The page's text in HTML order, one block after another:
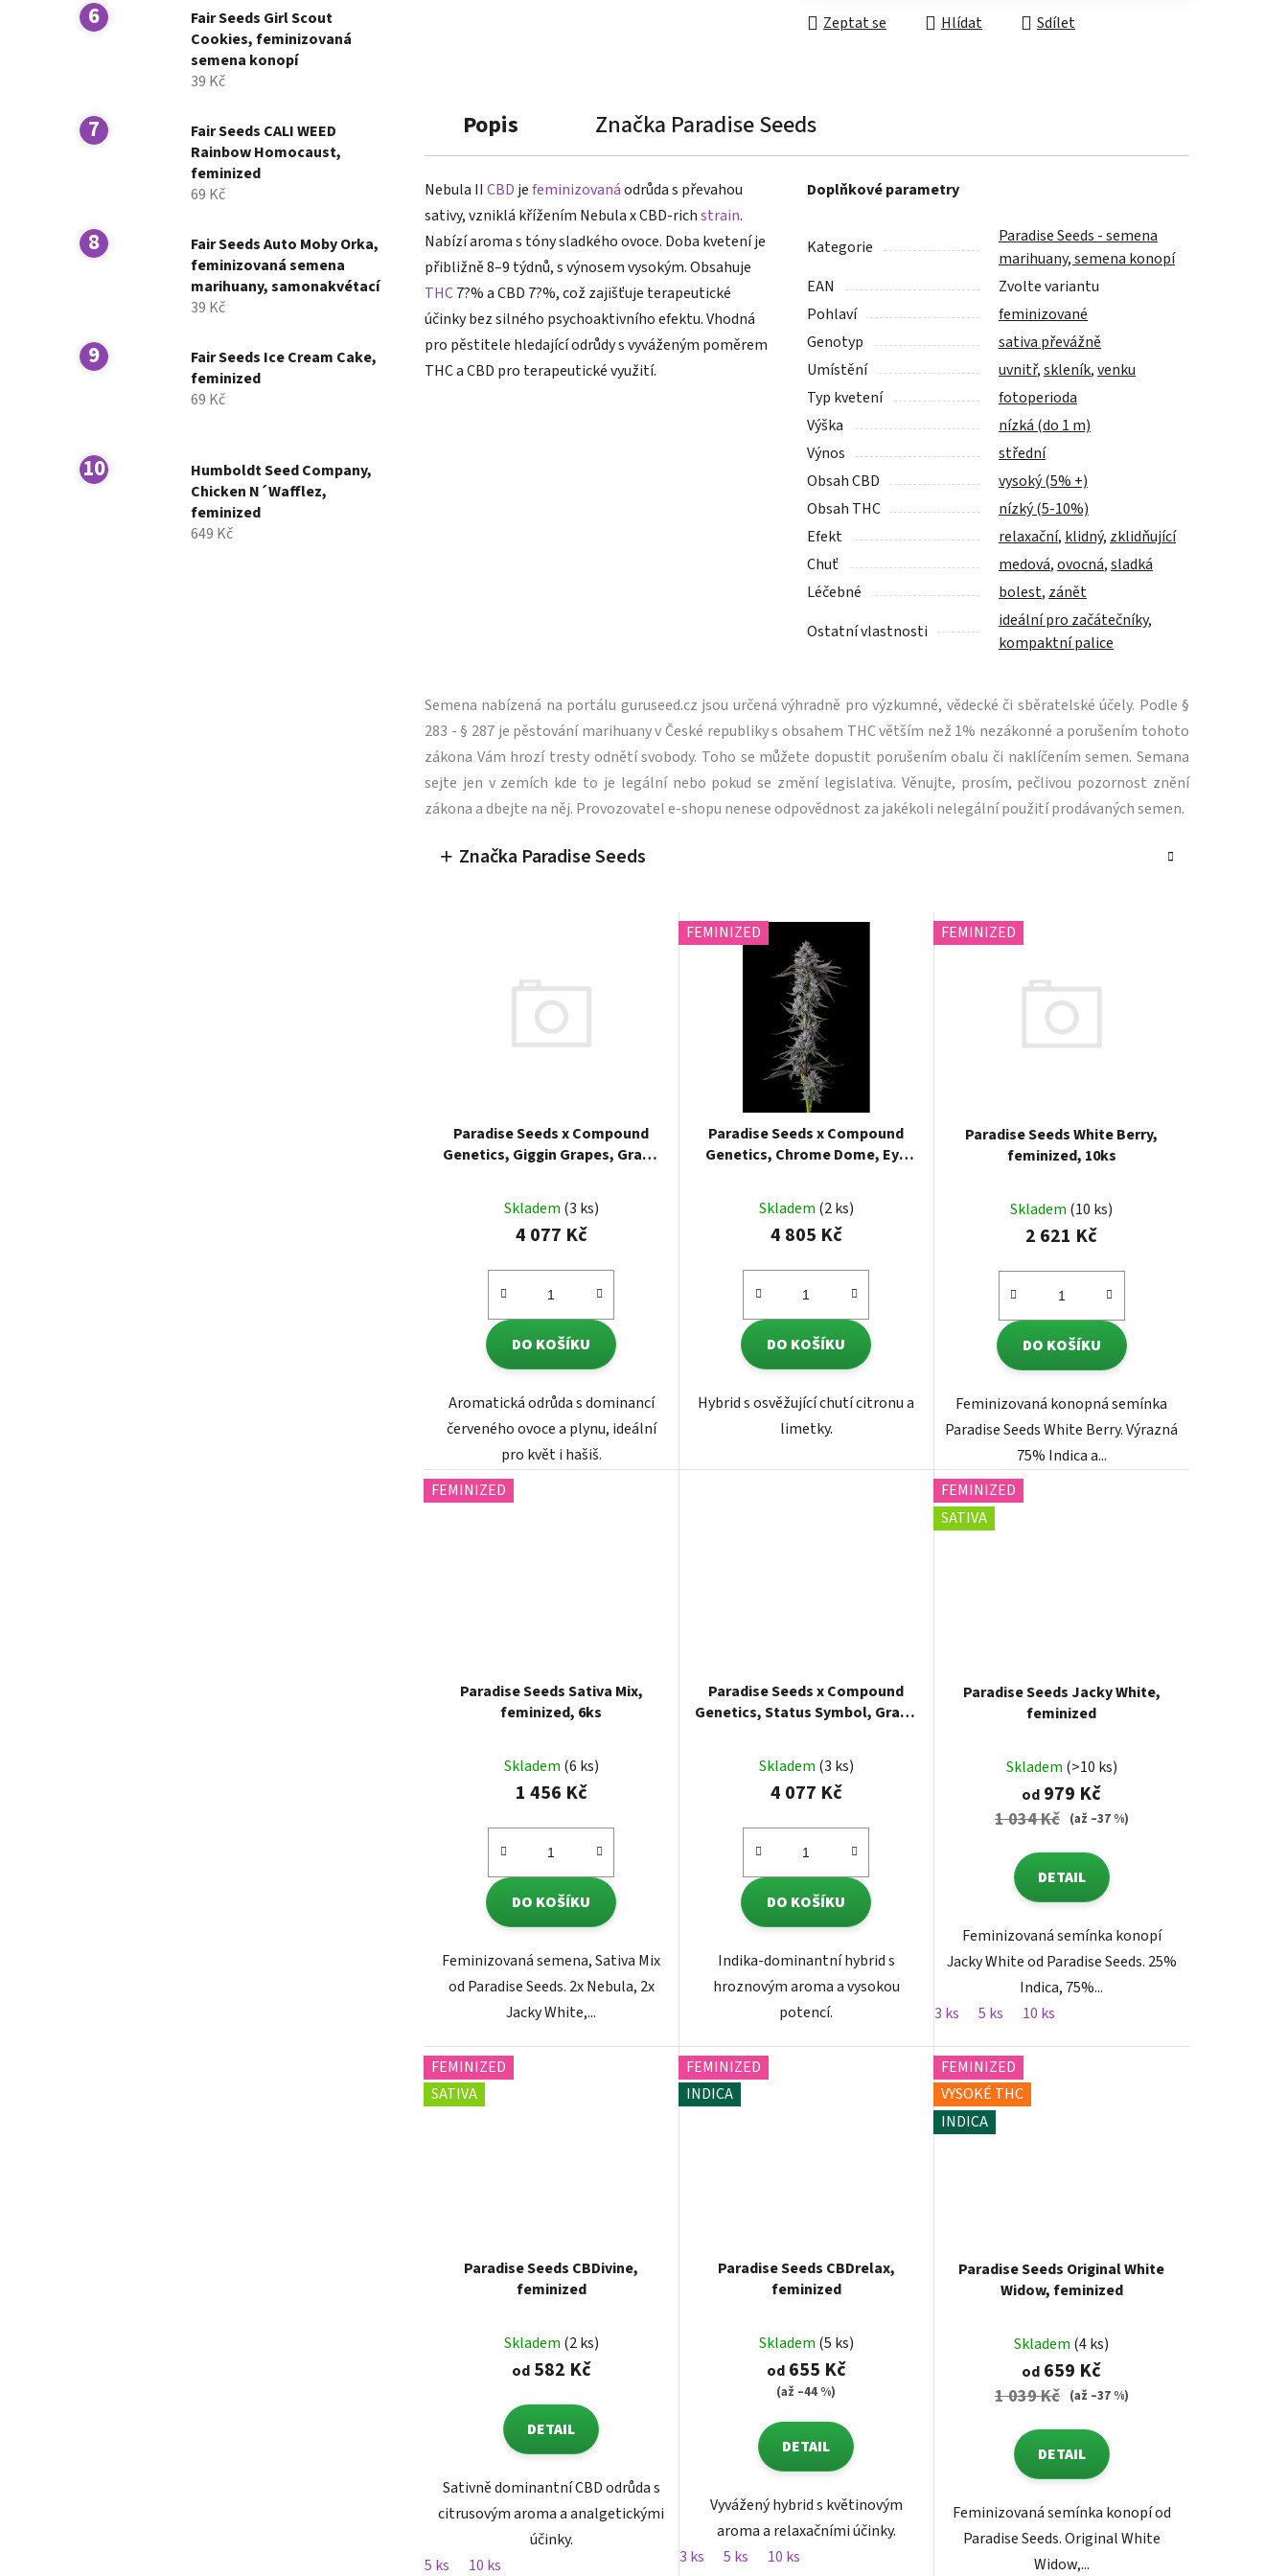
Fair Seeds Girl Scout
Cookies, feminizovaná
semena konopí
39 Kč
Fair Seeds CALI WEED
Rainbow Homocaust,
feminized
69 Kč
Fair Seeds Auto Moby Orka,
feminizovaná semena
marihuany, samonakvétací
39 Kč
Fair Seeds Ice Cream Cake,
feminized
69 Kč
Humboldt Seed Company,
Chicken N´Wafflez,
feminized
649 Kč
Zeptat se Hlídat Sdílet
Popis Značka Paradise Seeds
Nebula II CBD jefeminizovanáodrůda s převahou
sativy, vzniklá křížením Nebula x CBD-richstrain.
Nabízí aroma s tóny sladkého ovoce. Doba kvetení je
přibližně 8–9 týdnů, s výnosem vysokým. Obsahuje
THC7?% a CBD 7?%, což zajišťuje terapeutické
účinky bez silného psychoaktivního efektu. Vhodná
pro pěstitele hledající odrůdy s vyváženým poměrem
THC a CBD pro terapeutické využití.
Doplňkové parametry
Kategorie
Paradise Seeds - semena
marihuany, semena konopí
EAN
Zvolte variantu
Pohlaví
feminizované
Genotyp
sativa převážně
Umístění
uvnitř,skleník,venku
Typ kvetení
fotoperioda
Výška
nízká (do 1 m)
Výnos
střední
Obsah CBD
vysoký (5% +)
Obsah THC
nízký (5-10%)
Efekt
relaxační, klidný, zklidňující
Chuť
medová,ovocná,sladká
Léčebné
bolest, zánět
Ostatní vlastnosti
ideální pro začátečníky,
kompaktní palice
Semena nabízená na portálu guruseed.cz jsou určená výhradně pro výzkumné, vědecké či sběratelské účely. Podle §
283 - § 287 je pěstování marihuany v České republiky s obsahem THC větším než 1% nezákonné a porušením tohoto
zákona Vám hrozí tresty odnětí svobody. Toho se můžete dopustit porušením obalu či naklíčením semen. Semana
sejte jen v zemích kde to je legální nebo pokud se změní legislativa. Věnujte, prosím, pečlivou pozornost znění
zákona a dbejte na něj. Provozovatel e-shopu nenese odpovědnost za jakékoli nelegální použití prodávaných semen.
Značka Paradise Seeds
Paradise Seeds x Compound
Genetics, Giggin Grapes, Grape
Skladem (3 ks)
4 077 Kč
DO KOŠÍKU
Aromatická odrůda s dominancí
červeného ovoce a plynu, ideální
pro květ i hašiš.
FEMINIZED
Paradise Seeds x Compound
Genetics, Chrome Dome, Eye
Skladem (2 ks)
4 805 Kč
DO KOŠÍKU
Hybrid s osvěžující chutí citronu a
limetky.
FEMINIZED
Paradise Seeds White Berry,
feminized, 10ks
Skladem (10 ks)
2 621 Kč
DO KOŠÍKU
Feminizovaná konopná semínka
Paradise Seeds White Berry. Výrazná
75% Indica a...
FEMINIZED
Paradise Seeds Sativa Mix,
feminized, 6ks
Skladem (6 ks)
1 456 Kč
DO KOŠÍKU
Feminizovaná semena, Sativa Mix
od Paradise Seeds. 2x Nebula, 2x
Jacky White,...
Paradise Seeds x Compound
Genetics, Status Symbol, Grape
Skladem (3 ks)
4 077 Kč
DO KOŠÍKU
Indika-dominantní hybrid s
hroznovým aroma a vysokou
potencí.
FEMINIZED
SATIVA
Paradise Seeds Jacky White,
feminized
Skladem (>10 ks)
od 979 Kč
1 034 Kč (až –37 %)
DETAIL
Feminizovaná semínka konopí
Jacky White od Paradise Seeds. 25%
Indica, 75%...
3 ks
5 ks 10 ks
FEMINIZED
SATIVA
Paradise Seeds CBDivine,
feminized
Skladem (2 ks)
od582 Kč
DETAIL
Sativně dominantní CBD odrůda s
citrusovým aroma a analgetickými
účinky.
5 ks
10 ks
FEMINIZED
INDICA
Paradise Seeds CBDrelax,
feminized
Skladem (5 ks)
od655 Kč
(až –44 %)
DETAIL
Vyvážený hybrid s květinovým
aroma a relaxačními účinky.
3 ks
5 ks 10 ks
FEMINIZED
VYSOKÉ THC
INDICA
Paradise Seeds Original White
Widow, feminized
Skladem (4 ks)
od 659 Kč
1 039 Kč (až –37 %)
DETAIL
Feminizovaná semínka konopí od
Paradise Seeds. Original White
Widow,...